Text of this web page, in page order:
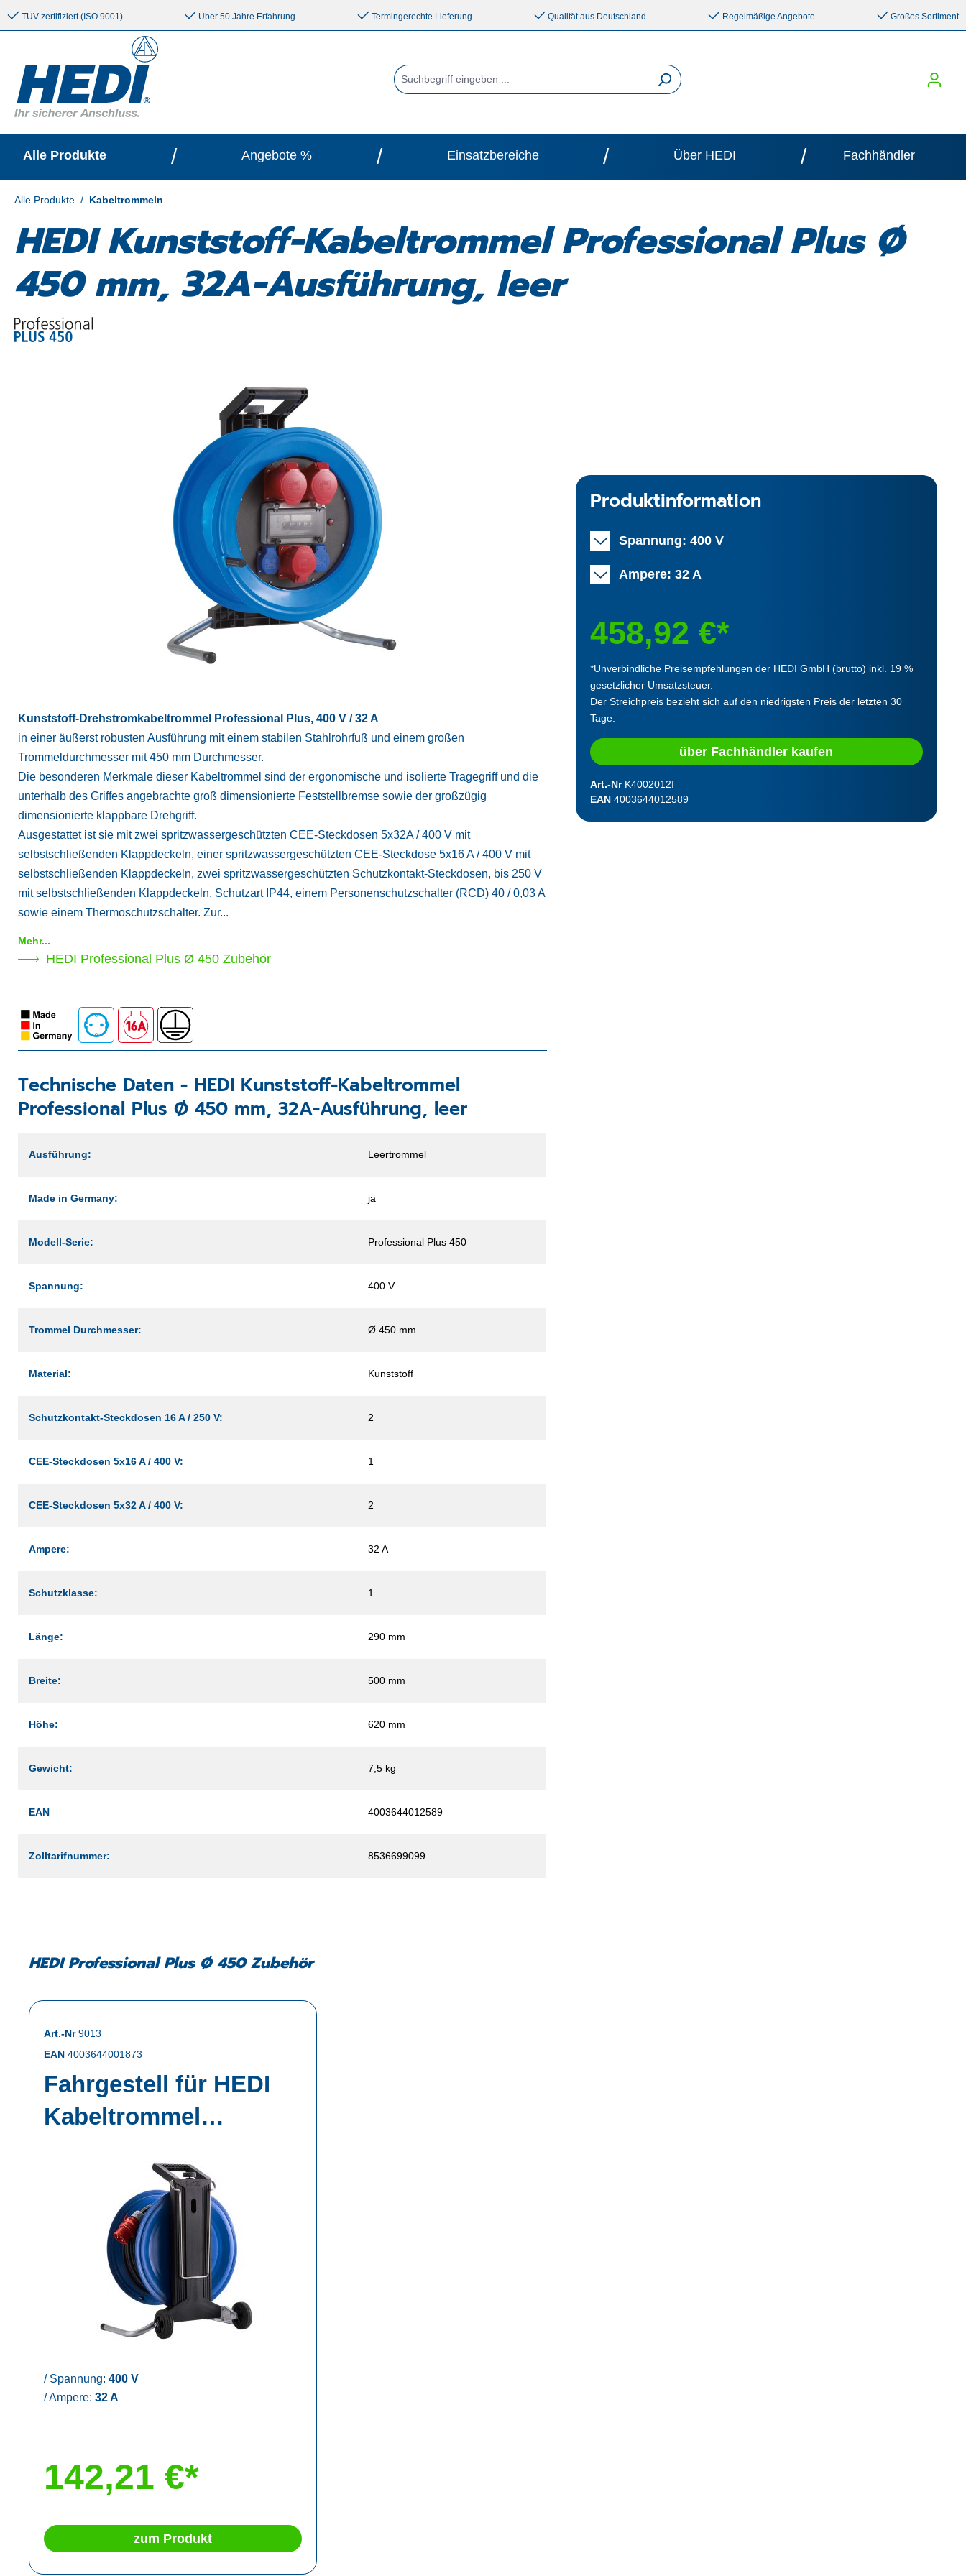
springen Zur Hauptnavigation springen
TÜV zertifiziert (ISO 9001) Über 50 Jahre Erfahrung Termingerechte Lieferung Qualität aus Deutschland Regelmäßige Angebote Großes Sortiment
Alle Produkte / Angebote % / Einsatzbereiche / Über HEDI / Fachhändler
Alle Produkte / Kabeltrommeln
HEDI Kunststoff-Kabeltrommel Professional Plus Ø
450 mm, 32A-Ausführung, leer
Kunststoff-Drehstromkabeltrommel Professional Plus, 400 V / 32 A
in einer äußerst robusten Ausführung mit einem stabilen Stahlrohrfuß und einem großen
Trommeldurchmesser mit 450 mm Durchmesser.
Die besonderen Merkmale dieser Kabeltrommel sind der ergonomische und isolierte Tragegriff und die
unterhalb des Griffes angebrachte groß dimensionierte Feststellbremse sowie der großzügig
dimensionierte klappbare Drehgriff.
Ausgestattet ist sie mit zwei spritzwassergeschützten CEE-Steckdosen 5x32A / 400 V mit
selbstschließenden Klappdeckeln, einer spritzwassergeschützten CEE-Steckdose 5x16 A / 400 V mit
selbstschließenden Klappdeckeln, zwei spritzwassergeschützten Schutzkontakt-Steckdosen, bis 250 V
mit selbstschließenden Klappdeckeln, Schutzart IP44, einem Personenschutzschalter (RCD) 40 / 0,03 A
sowie einem Thermoschutzschalter. Zur...
Mehr...
HEDI Professional Plus Ø 450 Zubehör
Technische Daten - HEDI Kunststoff-Kabeltrommel
Professional Plus Ø 450 mm, 32A-Ausführung, leer
Ausführung: Leertrommel
Made in Germany: ja
Modell-Serie: Professional Plus 450
Spannung: 400 V
Trommel Durchmesser: Ø 450 mm
Material: Kunststoff
Schutzkontakt-Steckdosen 16 A / 250 V: 2
CEE-Steckdosen 5x16 A / 400 V: 1
CEE-Steckdosen 5x32 A / 400 V: 2
Ampere: 32 A
Schutzklasse: 1
Länge: 290 mm
Breite: 500 mm
Höhe: 620 mm
Gewicht: 7,5 kg
EAN 4003644012589
Zolltarifnummer: 8536699099
Produktinformation
Spannung: 400 V
Ampere: 32 A
458,92 €*
*Unverbindliche Preisempfehlungen der HEDI GmbH (brutto) inkl. 19 %
gesetzlicher Umsatzsteuer.
Der Streichpreis bezieht sich auf den niedrigsten Preis der letzten 30
Tage.
über Fachhändler kaufen
Art.-Nr K4002012I
EAN 4003644012589
HEDI Professional Plus Ø 450 Zubehör
Art.-Nr9013
EAN 4003644001873
Fahrgestell für HEDI
Kabeltrommel
/Spannung: 400 V
/Ampere: 32 A
142,21 €*
zum Produkt